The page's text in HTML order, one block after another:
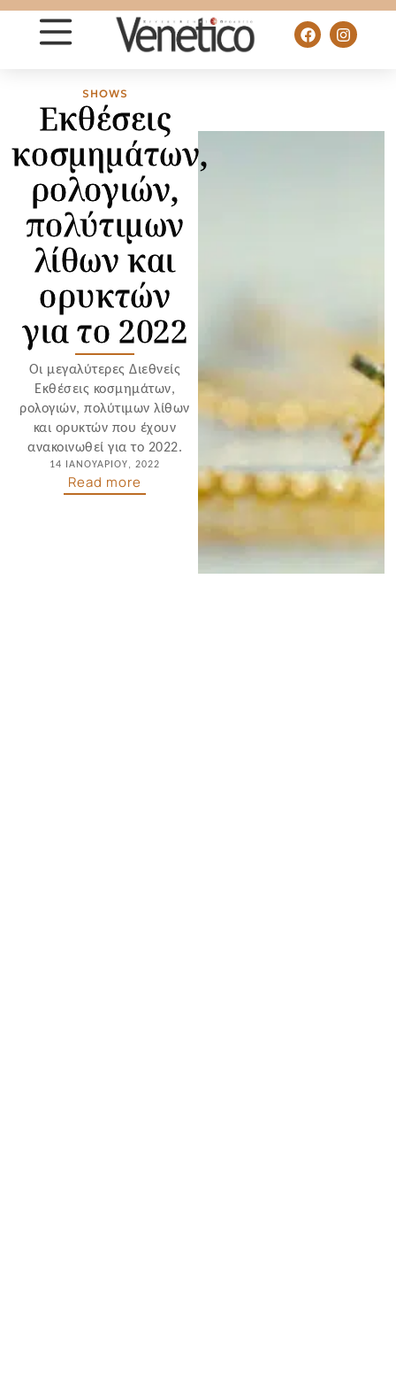
SHOWS
Εκθέσεις
κοσμημάτων,
ρολογιών,
πολύτιμων
λίθων και
ορυκτών
για το 2022
Οι μεγαλύτερες Διεθνείς
Εκθέσεις κοσμημάτων,
ρολογιών, πολύτιμων λίθων
και ορυκτών που έχουν
ανακοινωθεί για το 2022.
14 ΙΑΝΟΥΑΡΊΟΥ, 2022
Read more